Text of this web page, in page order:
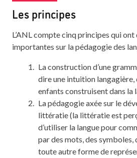
Les principes
L’ANL compte cinq principes qui
importantes sur la pédagogie des
La construction d’une
dire une intuition langagière,
enfants construisent dans la
La pédagogie axée sur le
littératie (la littératie est
d’utiliser la langue pour
par des mots, des
toute autre forme de